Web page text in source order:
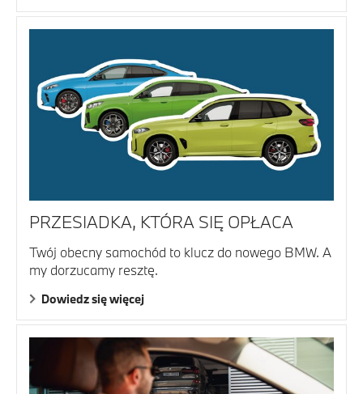
PRZESIADKA, KTÓRA SIĘ OPŁACA
Twój obecny samochód to klucz do nowego BMW. A
my dorzucamy resztę.
Dowiedz się więcej